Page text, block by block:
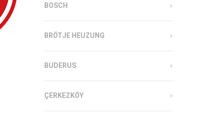
BOSCH
BRÖTJE HEUZUNG
BUDERUS
ÇERKEZKÖY